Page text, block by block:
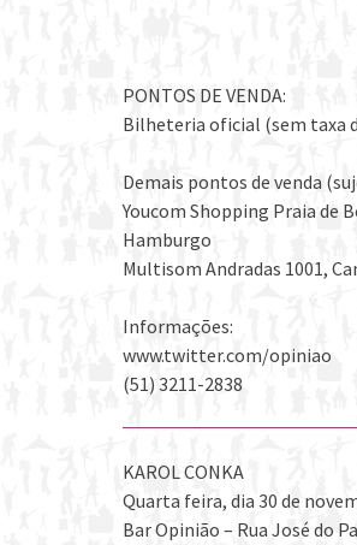
PONTOS DE VENDA:
Bilheteria oficial (sem taxa
Demais pontos de venda
Youcom Shopping Praia de
Hamburgo
Multisom Andradas 1001,
Informações:
www.twitter.com/opiniao
(51) 3211-2838
KAROL CONKA
Quarta feira, dia 30 de
Bar Opinião – Rua José do